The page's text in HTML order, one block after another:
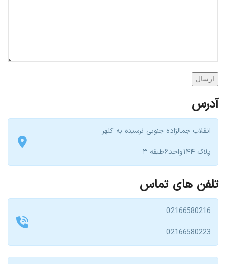
آدرس
انقلاب جمالزاده جنوبی نرسیده به کلهر
پلاک ۱۴۴ واحد۶ طبقه ۳
تلفن های تماس
02166580216
02166580223